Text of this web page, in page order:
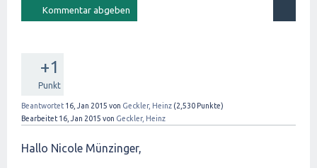
+1
Punkt
Beantwortet 16, Jan 2015 von Geckler, Heinz (2,530 Punkte)
Bearbeitet 16, Jan 2015 von Geckler, Heinz
Hallo Nicole Münzinger,